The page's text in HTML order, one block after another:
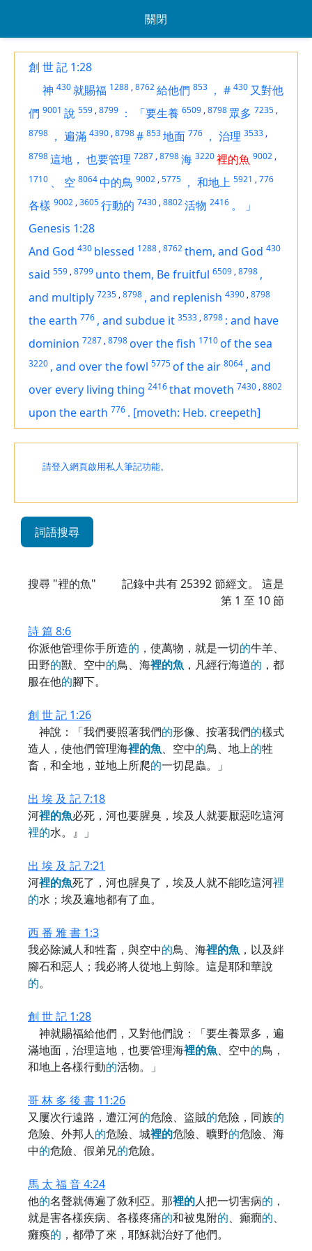
關閉
創 世 記 1:28
神 430就賜福 1288 ,8762給他們 853 ， # 430 又對他
們 9001 說 559 ,8799 ： 「要生養 6509 ,8798 眾多 7235 ,
8798 ， 遍滿 4390 ,8798# 853地面 776 ， 治理 3533 ,
8798這地， 也要管理 7287 ,8798海 3220裡的魚 9002 ,
1710 、 空 8064中的鳥 9002 ,5775 ， 和地上 5921 ,776
各樣 9002 ,3605行動的 7430 ,8802活物 2416 。
」
Genesis 1:28
And God 430 blessed 1288 ,8762them, and God 430
said 559 ,8799 unto them, Be fruitful 6509 ,8798 ,
and multiply 7235 ,8798 , and replenish 4390 ,8798
the earth 776 , and subdue it 3533 ,8798 : and have
dominion 7287 ,8798over the fish 1710of the sea
3220 , and over the fowl 5775of the air 8064 , and
over every living thing 2416that moveth 7430 ,8802
upon the earth 776 . [moveth: Heb. creepeth]
請登入網頁啟用私人筆記功能。
詞語搜尋
搜尋 "裡的魚" 記錄中共有25392節經文。 這是
第 1 至 10 節
詩 篇 8:6
你派他管理你手所造的 ，使萬物，就是一切的牛羊、
田野的獸、空中的鳥、海裡的魚 ，凡經行海道的 ，都
服在他的腳下。
創 世 記 1:26
神說：「我們要照著我們的形像、按著我們的樣式
造人，使他們管理海裡的魚、空中的鳥、地上的牲
畜，和全地，並地上所爬的一切昆蟲。」
出 埃 及 記 7:18
河裡的魚必死，河也要腥臭，埃及人就要厭惡吃這河
裡的水。』」
出 埃 及 記 7:21
河裡的魚死了，河也腥臭了，埃及人就不能吃這河裡
的水；埃及遍地都有了血。
西 番 雅 書 1:3
我必除滅人和牲畜，與空中的鳥、海裡的魚 ，以及絆
腳石和惡人；我必將人從地上剪除。這是耶和華說
的。
創 世 記 1:28
神就賜福給他們，又對他們說：「要生養眾多，遍
滿地面，治理這地，也要管理海裡的魚、空中的鳥，
和地上各樣行動的活物。」
哥 林 多 後 書 11:26
又屢次行遠路，遭江河的危險、盜賊的危險，同族的
危險、外邦人的危險、城裡的危險、曠野的危險、海
中的危險、假弟兄的危險。
馬 太 福 音 4:24
他的名聲就傳遍了敘利亞。那裡的人把一切害病的 ，
就是害各樣疾病、各樣疼痛的和被鬼附的、癲癇的、
癱瘓的 ，都帶了來，耶穌就治好了他們。